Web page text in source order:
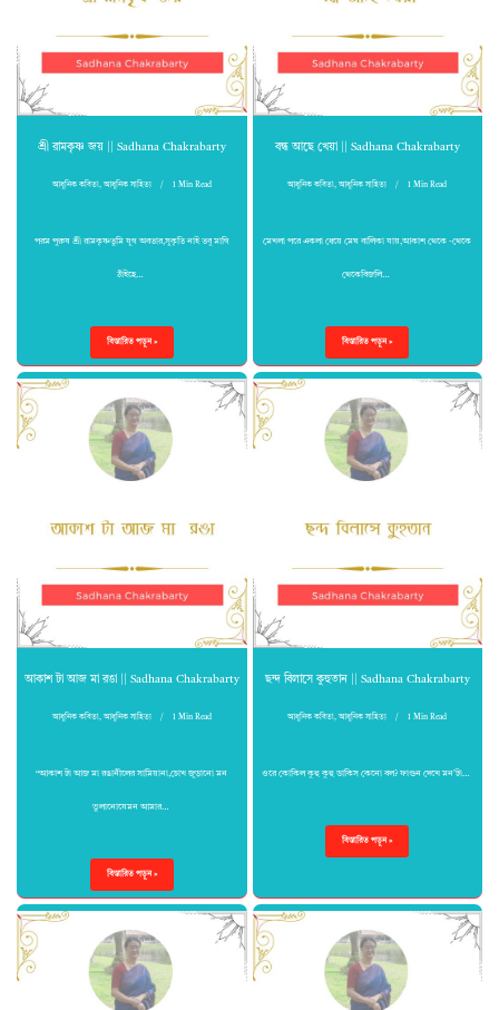
শ্রী রামকৃষ্ণ জয় || Sadhana Chakrabarty
আধুনিক কবিতা , আধুনিক সাহিত্য 1 Min Read
পরম পুরুষ শ্রী রামকৃষ্ণতুমি যুগ অবতার,সুকৃতি নাই তবু মাগি
ঠাঁইহে…
বিস্তারিত পড়ুন »
বন্ধ আছে খেয়া || Sadhana Chakrabarty
আধুনিক কবিতা,আধুনিক সাহিত্য 1 Min Read
মেখলা পরে একলা ধেয়ে মেঘ বালিকা যায়,আকাশ থেকে -থেকে
থেকেবিজলি…
বিস্তারিত পড়ুন »
আকাশ টা আজ মা রঙা || Sadhana Chakrabarty
আধুনিক কবিতা , আধুনিক সাহিত্য 1 Min Read
“আকাশ টা আজ মা রঙানীলের সামিয়ানা,চোখ জুড়ানো মন
ভুলানোযেমন আমার…
বিস্তারিত পড়ুন »
ছন্দ বিলাসে কুহুতান || Sadhana Chakrabarty
আধুনিক কবিতা,আধুনিক সাহিত্য 1 Min Read
ওরে কোকিল কুহু কুহু ডাকিস কেনো বল? ফাগুন দেখে মন’টা…
বিস্তারিত পড়ুন »